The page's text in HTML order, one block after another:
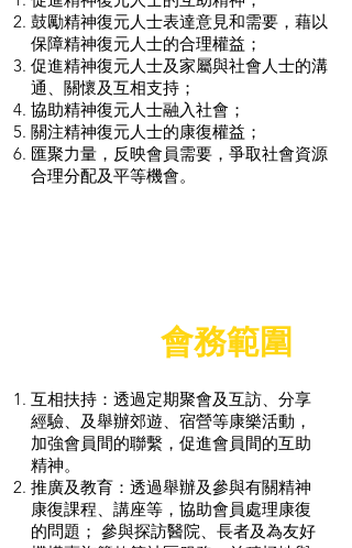
鼓勵精神復元人士表達意見和需要，藉以
保障精神復元人士的合理權益；
促進精神復元人士及家屬與社會人士的溝
通、關懷及互相支持；
協助精神復元人士融入社會；
關注精神復元人士的康復權益；
匯聚力量，反映會員需要，爭取社會資源
合理分配及平等機會。
會務範圍
互相扶持： 透過定期聚會及互訪、分享
經驗、及舉辦郊遊、宿營等康樂活動，
加強會員間的聯繫，促進會員間的互助
精神。
推廣及教育：透過舉辦及參與有關精神
康復課程、講座等，協助會員處理康復
的問題； 參與探訪醫院、長者及為友好